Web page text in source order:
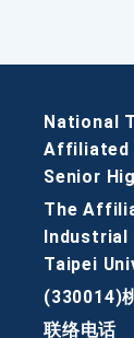
National
Affiliated
Senior
The
Taipei
(330014)
联络电话